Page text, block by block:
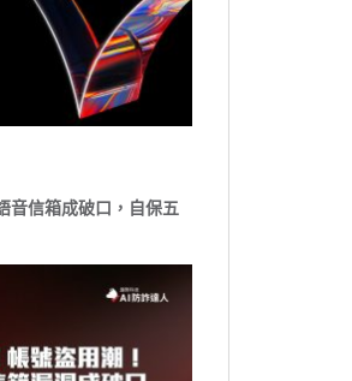
音信箱成破口，自保五